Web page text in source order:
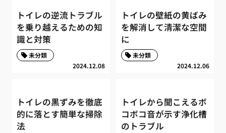
トイレの逆流トラブル
を乗り越えるための知
識と対策
2024.12.08
未分類
トイレの壁紙の黄ばみ
を解消して清潔な空間
に
2024.12.06
未分類
トイレの黒ずみを徹底
的に落とす簡単な掃除
法
トイレから聞こえるボ
コボコ音が示す浄化槽
のトラブル